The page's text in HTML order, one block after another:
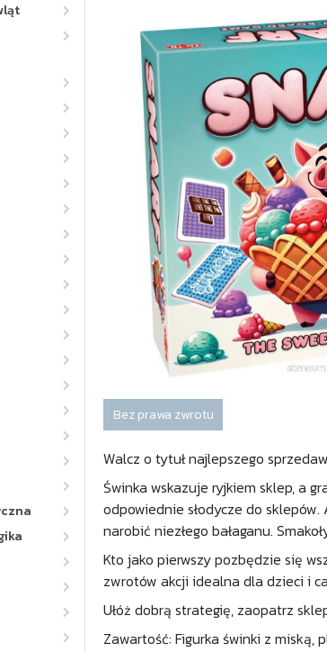
Bez prawa zwrotu
Walcz o tytuł najlepszego
Świnka wskazuje ryjkiem sklep, a
odpowiednie słodycze do
narobić niezłego bałaganu.
Kto jako pierwszy pozbędzie się
zwrotów akcji idealna dla dzieci i
Ułóż dobrą strategię, zaopatrz
Zawartość: Figurka świnki z miską,